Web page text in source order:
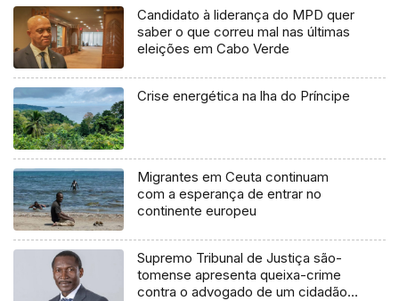
Candidato à liderança do MPD quer
saber o que correu mal nas últimas
eleições em Cabo Verde
Crise energética na lha do Príncipe
Migrantes em Ceuta continuam
com a esperança de entrar no
continente europeu
Supremo Tribunal de Justiça são-
tomense apresenta queixa-crime
contra o advogado de um cidadão